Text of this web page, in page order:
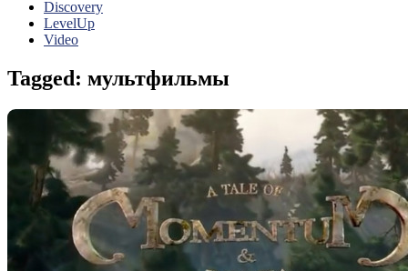
Discovery
LevelUp
Video
Tagged: мультфильмы